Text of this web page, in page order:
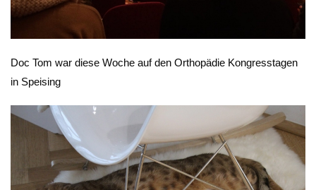
Doc Tom war diese Woche auf den Orthopädie Kongresstagen
in Speising